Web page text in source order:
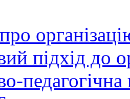
підхід до